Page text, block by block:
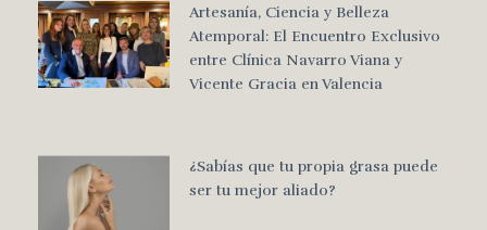
Artesanía, Ciencia y Belleza
Atemporal: El Encuentro Exclusivo
entre Clínica Navarro Viana y
Vicente Gracia en Valencia
¿Sabías que tu propia grasa puede
ser tu mejor aliado?